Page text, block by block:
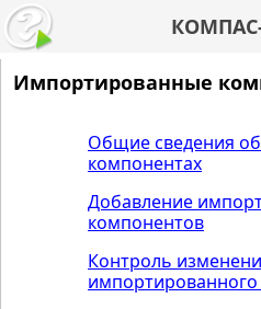
КОМПАС-
Импортированные
Общие сведения
компонентах
Добавление
компонентов
Контроль